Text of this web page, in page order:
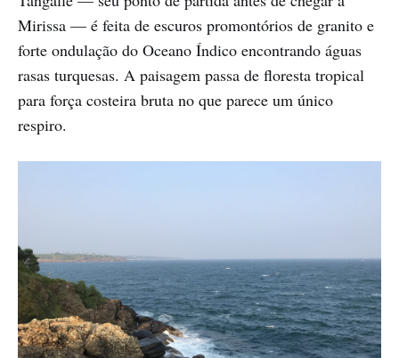
Mirissa — é feita de escuros promontórios de granito e
forte ondulação do Oceano Índico encontrando águas
rasas turquesas. A paisagem passa de floresta tropical
para força costeira bruta no que parece um único
respiro.